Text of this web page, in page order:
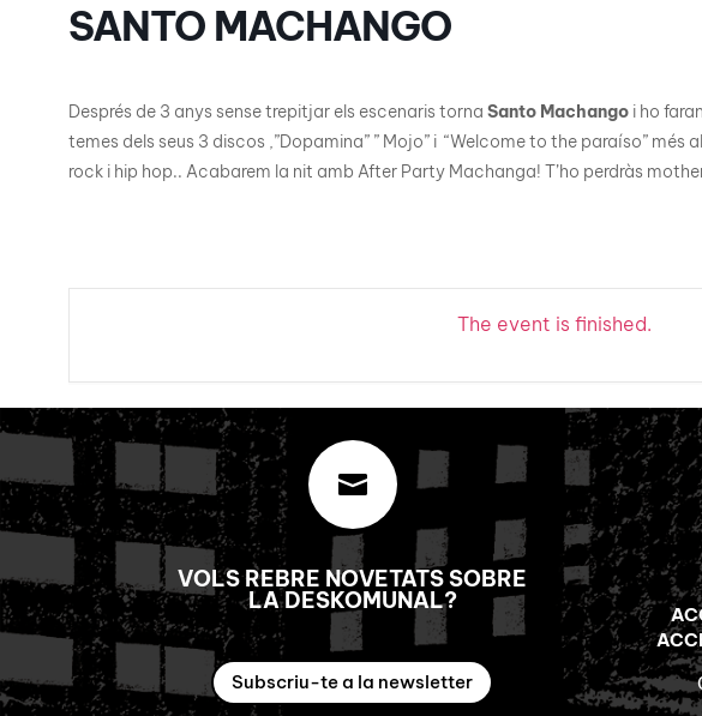
SANTO MACHANGO
Després de 3 anys sense trepitjar els escenaris torna Santo Machango i ho
temes dels seus 3 discos ,”Dopamina” ” Mojo” i “Welcome to the paraíso”
rock i hip hop.. Acabarem la nit amb After Party Machanga! T’ho perdràs
The event is finished.

VOLS REBRE NOVETATS SOBRE
LA DESKOMUNAL?
Subscriu-te a la newsletter